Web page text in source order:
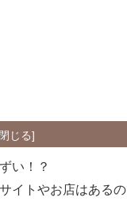
い！？
イトやお店はあるの